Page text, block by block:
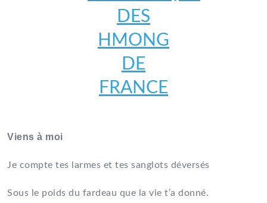
DES HMONG DE FRANCE
Viens à moi
Je compte tes larmes et tes sanglots déversés
Sous le poids du fardeau que la vie t’a donné.